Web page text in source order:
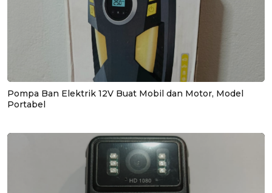
Pompa Ban Elektrik 12V Buat Mobil dan Motor, Model
Portabel